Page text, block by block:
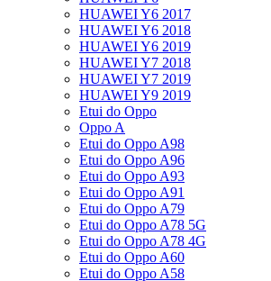
HUAWEI Y6 2017
HUAWEI Y6 2018
HUAWEI Y6 2019
HUAWEI Y7 2018
HUAWEI Y7 2019
HUAWEI Y9 2019
Etui do Oppo
Oppo A
Etui do Oppo A98
Etui do Oppo A96
Etui do Oppo A93
Etui do Oppo A91
Etui do Oppo A79
Etui do Oppo A78 5G
Etui do Oppo A78 4G
Etui do Oppo A60
Etui do Oppo A58